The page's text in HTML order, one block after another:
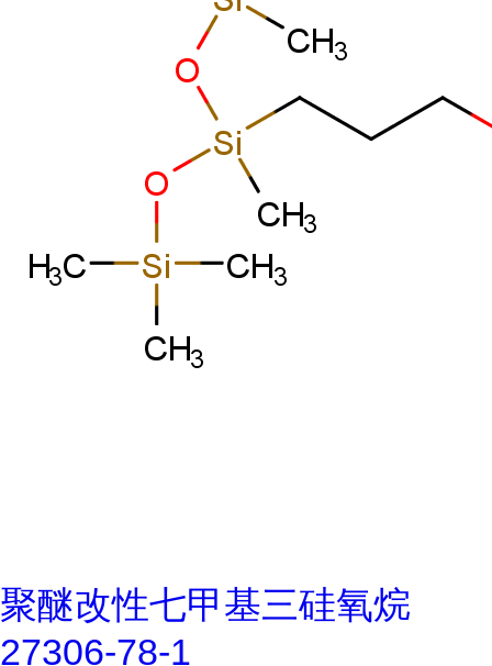
聚醚改性七甲基三硅氧烷
27306-78-1